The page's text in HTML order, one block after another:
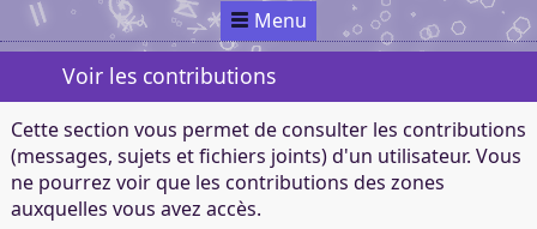
Menu
Voir les contributions
Cette section vous permet de consulter les contributions
(messages, sujets et fichiers joints) d'un utilisateur. Vous
ne pourrez voir que les contributions des zones
auxquelles vous avez accès.